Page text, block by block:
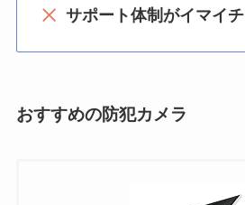
サポート体制がイマイチ
おすすめの防犯カメラ